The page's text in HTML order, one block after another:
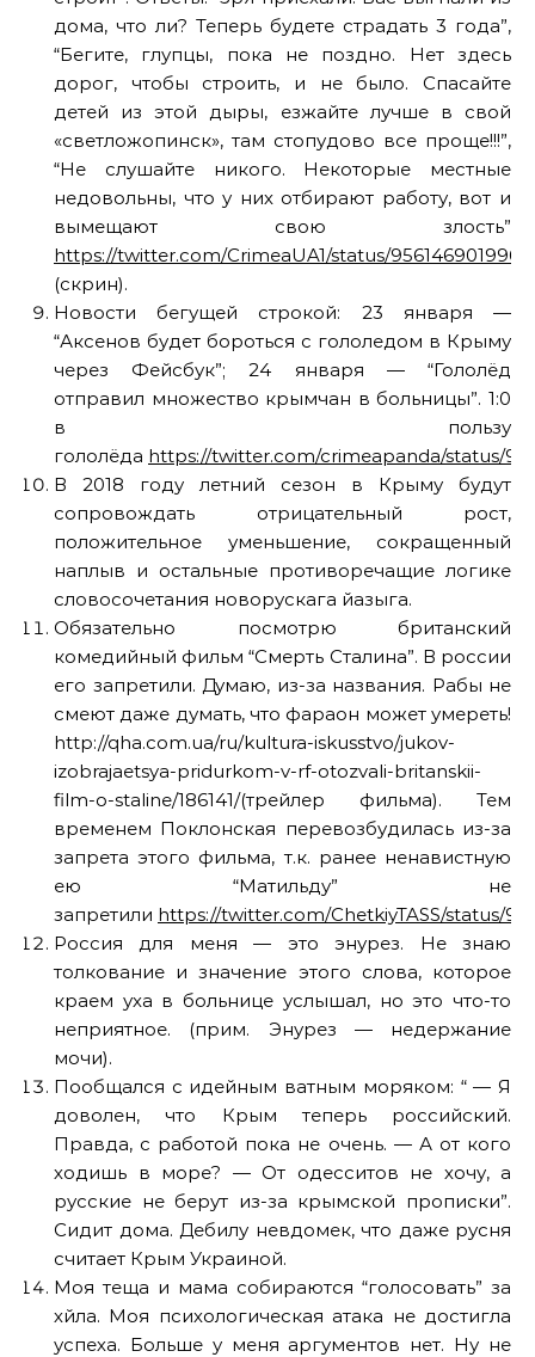
дома, что ли? Теперь будете страдать 3 года”,
“Бегите, глупцы, пока не поздно. Нет здесь
дорог, чтобы строить, и не было. Спасайте
детей из этой дыры, езжайте лучше в свой
«светложопинск», там стопудово все проще!!!”,
“Не слушайте никого. Некоторые местные
недовольны, что у них отбирают работу, вот и
вымещают свою злость”
https://twitter.com/CrimeaUA1/status/
(скрин).
Новости бегущей строкой: 23 января —
“Аксенов будет бороться с гололедом в Крыму
через Фейсбук”; 24 января — “Гололёд
отправил множество крымчан в больницы”. 1:0
в пользу
гололёда https://twitter.com/crimeapanda/status/
В 2018 году летний сезон в Крыму будут
сопровождать отрицательный рост,
положительное уменьшение, сокращенный
наплыв и остальные противоречащие логике
словосочетания новорускага йазыга.
Обязательно посмотрю британский
комедийный фильм “Смерть Сталина”. В россии
его запретили. Думаю, из-за названия. Рабы не
смеют даже думать, что фараон может умереть!
http://qha.com.ua/ru/kultura-iskusstvo/jukov-
izobrajaetsya-pridurkom-v-rf-otozvali-britanskii-
film-o-staline/186141/(трейлер фильма). Тем
временем Поклонская перевозбудилась из-за
запрета этого фильма, т.к. ранее ненавистную
ею “Матильду” не
запретили https://twitter.com/ChetkiyTASS/status/
Россия для меня — это энурез. Не знаю
толкование и значение этого слова, которое
краем уха в больнице услышал, но это что-то
неприятное. (прим. Энурез — недержание
мочи).
Пообщался с идейным ватным моряком: “ — Я
доволен, что Крым теперь российский.
Правда, с работой пока не очень. — А от кого
ходишь в море? — От одесситов не хочу, а
русские не берут из-за крымской прописки”.
Сидит дома. Дебилу невдомек, что даже русня
считает Крым Украиной.
Моя теща и мама собираются “голосовать” за
хйла. Моя психологическая атака не достигла
успеха. Больше у меня аргументов нет. Ну не